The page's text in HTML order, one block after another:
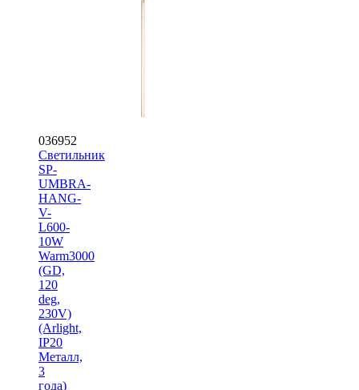
036952
Светильник
SP-
UMBRA-
HANG-
V-
L600-
10W
Warm3000
(GD,
120
deg,
230V)
(Arlight,
IP20
Металл,
3
года)